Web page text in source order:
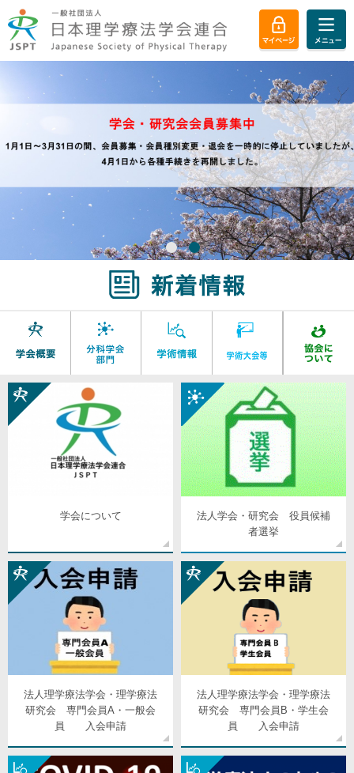
学会について
法人学会・研究会 役員候補
者選挙
法人理学療法学会・理学療法
研究会 専門会員A・一般会
員 入会申請
法人理学療法学会・理学療法
研究会 専門会員B・学生会
員 入会申請